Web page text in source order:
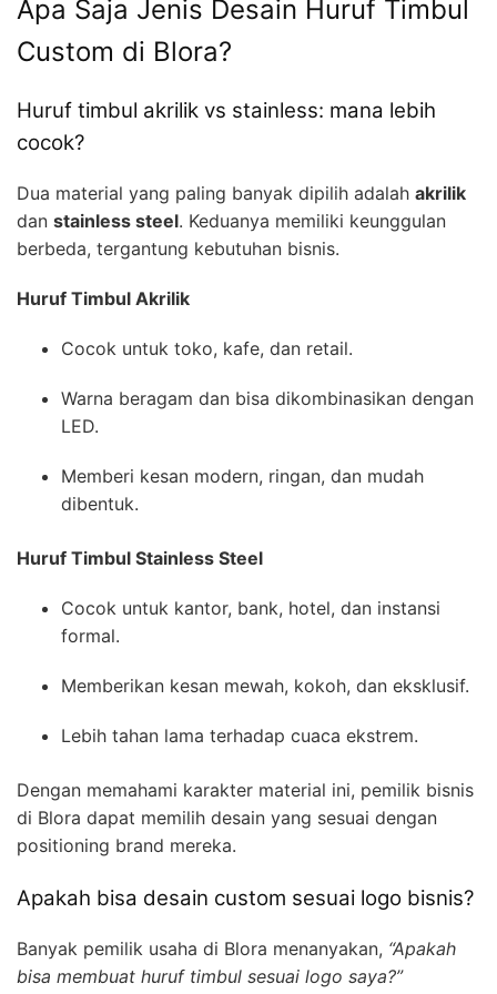
Apa Saja Jenis Desain Huruf Timbul
Custom di Blora?
Huruf timbul akrilik vs stainless: mana lebih
cocok?
Dua material yang paling banyak dipilih adalah akrilik
dan stainless steel. Keduanya memiliki keunggulan
berbeda, tergantung kebutuhan bisnis.
Huruf Timbul Akrilik
Cocok untuk toko, kafe, dan retail.
Warna beragam dan bisa dikombinasikan dengan
LED.
Memberi kesan modern, ringan, dan mudah
dibentuk.
Huruf Timbul Stainless Steel
Cocok untuk kantor, bank, hotel, dan instansi
formal.
Memberikan kesan mewah, kokoh, dan eksklusif.
Lebih tahan lama terhadap cuaca ekstrem.
Dengan memahami karakter material ini, pemilik bisnis
di Blora dapat memilih desain yang sesuai dengan
positioning brand mereka.
Apakah bisa desain custom sesuai logo bisnis?
Banyak pemilik usaha di Blora menanyakan, “Apakah
bisa membuat huruf timbul sesuai logo saya?”